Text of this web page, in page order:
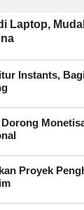
Laptop,
Instants,
Proyek